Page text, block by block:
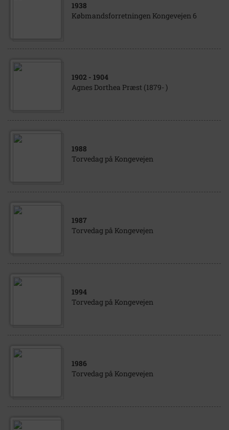
1938
Købmandsforretningen Kongevejen 6
1902 - 1904
Agnes Dorthea Præst (1879- )
1988
Torvedag på Kongevejen
1987
Torvedag på Kongevejen
1994
Torvedag på Kongevejen
1986
Torvedag på Kongevejen